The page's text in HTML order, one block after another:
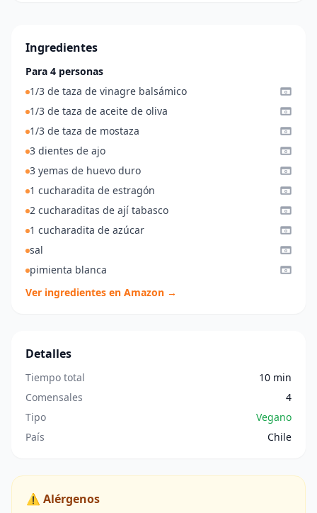
Ingredientes
Para 4 personas
1/3 de taza de vinagre balsámico
1/3 de taza de aceite de oliva
1/3 de taza de mostaza
3 dientes de ajo
3 yemas de huevo duro
1 cucharadita de estragón
2 cucharaditas de ají tabasco
1 cucharadita de azúcar
sal
pimienta blanca
Ver ingredientes en Amazon →
Detalles
Tiempo total
10 min
Comensales
4
Tipo
Vegano
País
Chile
⚠️ Alérgenos